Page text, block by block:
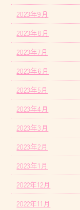
2023年9月
2023年8月
2023年7月
2023年6月
2023年5月
2023年4月
2023年3月
2023年2月
2023年1月
2022年12月
2022年11月